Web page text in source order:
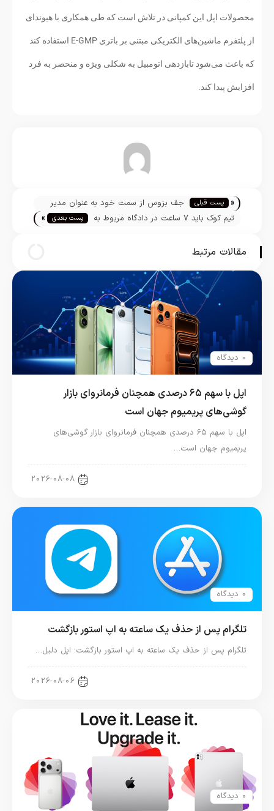
محصولات اپل این کمپانی در تلاش است که طی همکاری با هیوندای
از پلتفرم ماشین‌های الکتریکی مبتنی بر باتری E-GMP استفاده کند
که باعث می‌شود تابازدهی اتومبیل به شکلی ویژه و منحصر به فرد
افزایش پیدا کند.
تیم تحریریه « پست قبلی
جف بزوس از سمت خود به عنوان مدیر
عامل اجرایی شرکت آمازون کناره‌گیری کرد
تیم کوک باید ۷ ساعت در دادگاه مربوط به
پست بعدی »
مقالات مرتبط
0 دیدگاه
اپل با سهم ۶۵ درصدی همچنان فرمانروای بازار
گوشی‌های پریمیوم جهان است
اپل با سهم ۶۵ درصدی همچنان فرمانروای بازار گوشی‌های
پریمیوم جهان است…
2026-08-08
0 دیدگاه
تلگرام پس از حذف یک ساعته به اپ استور بازگشت
تلگرام پس از حذف یک ساعته به اپ استور بازگشت؛ اپل دلیل…
2026-08-06
0 دیدگاه